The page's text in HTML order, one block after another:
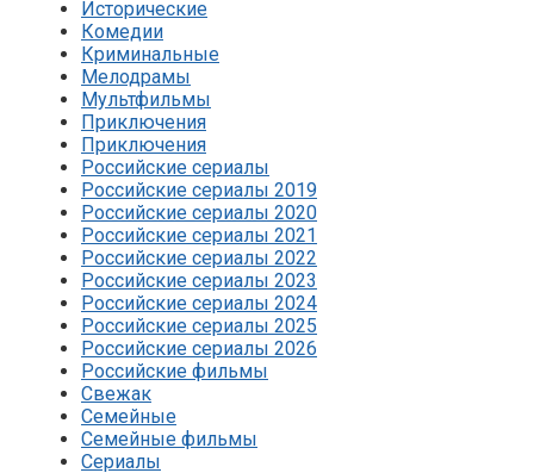
Исторические
Комедии
Криминальные
Мелодрамы
Мультфильмы
Приключения
Приключения
Российские сериалы
Российские сериалы 2019
Российские сериалы 2020
Российские сериалы 2021
Российские сериалы 2022
Российские сериалы 2023
Российские сериалы 2024
Российские сериалы 2025
Российские сериалы 2026
Российские фильмы
Свежак
Семейные
Семейные фильмы
Сериалы